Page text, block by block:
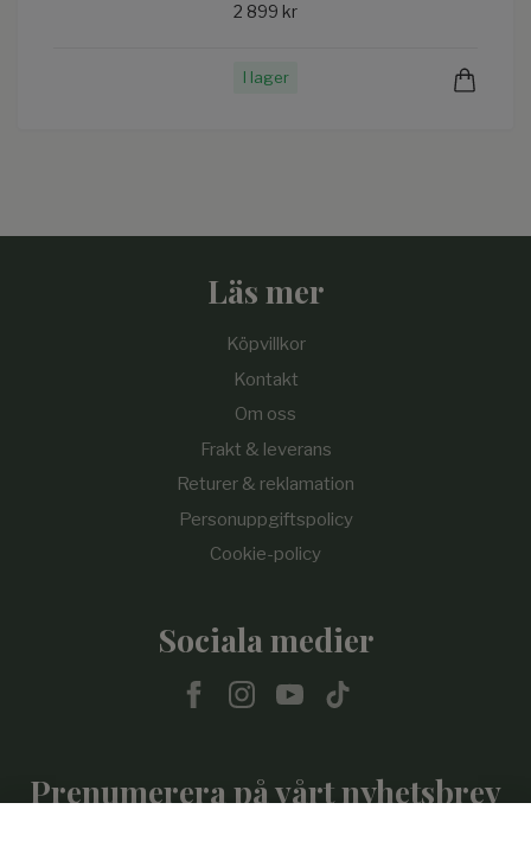
2 899 kr
I lager
Läs mer
Köpvillkor
Kontakt
Om oss
Frakt & leverans
Returer & reklamation
Personuppgiftspolicy
Cookie-policy
Sociala medier
Prenumerera på vårt nyhetsbrev